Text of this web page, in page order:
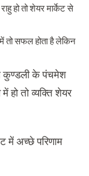
हो तो शेयर मार्केट से
तो सफल होता है लेकिन
कुण्डली के पंचमेश
हो तो व्यक्ति शेयर
में अच्छे परिणाम